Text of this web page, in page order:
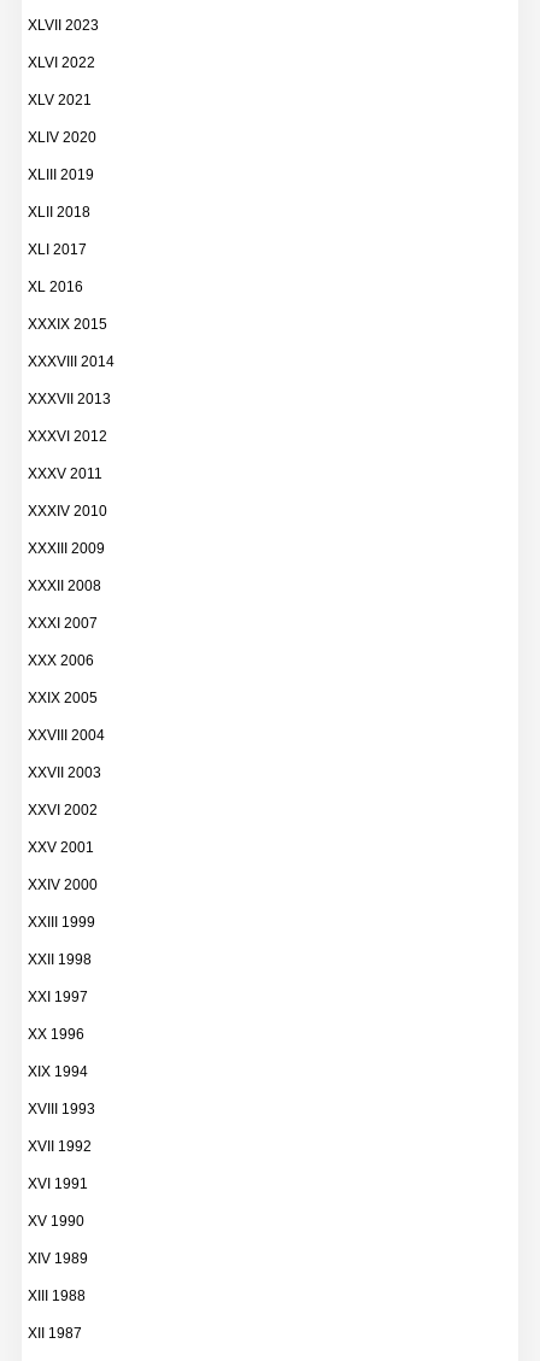
XLVII 2023
XLVI 2022
XLV 2021
XLIV 2020
XLIII 2019
XLII 2018
XLI 2017
XL 2016
XXXIX 2015
XXXVIII 2014
XXXVII 2013
XXXVI 2012
XXXV 2011
XXXIV 2010
XXXIII 2009
XXXII 2008
XXXI 2007
XXX 2006
XXIX 2005
XXVIII 2004
XXVII 2003
XXVI 2002
XXV 2001
XXIV 2000
XXIII 1999
XXII 1998
XXI 1997
XX 1996
XIX 1994
XVIII 1993
XVII 1992
XVI 1991
XV 1990
XIV 1989
XIII 1988
XII 1987